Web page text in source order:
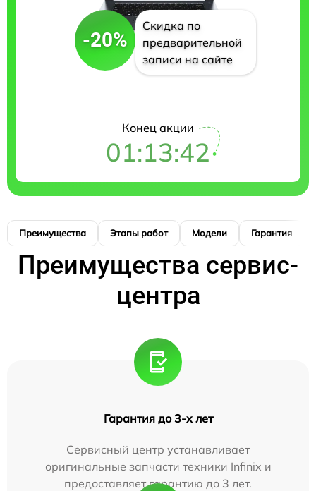
-20%
Скидка по
предварительной
записи на сайте
Конец акции
01:13:41
Преимущества Этапы работ Модели Гарантия
Преимущества сервис-
центра
Гарантия до 3-х лет
Сервисный центр устанавливает
оригинальные запчасти техники Infinix и
предоставляет гарантию до 3 лет.